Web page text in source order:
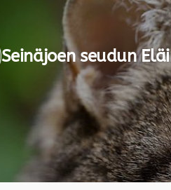
Seinäjoen seudun